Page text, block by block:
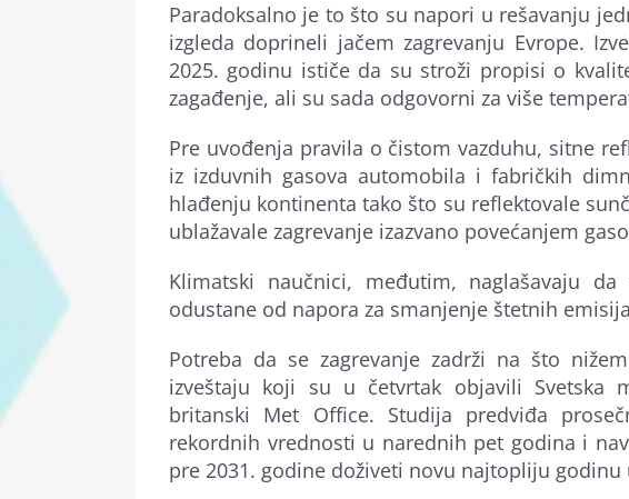
Paradoksalno je to što su napori u rešavanju
izgleda doprineli jačem zagrevanju Evrope.
2025. godinu ističe da su stroži propisi o
zagađenje, ali su sada odgovorni za više
Pre uvođenja pravila o čistom vazduhu, sitne
iz izduvnih gasova automobila i fabričkih
hlađenju kontinenta tako što su reflektovale
ublažavale zagrevanje izazvano povećanjem
Klimatski naučnici, međutim, naglašavaju
odustane od napora za smanjenje štetnih
Potreba da se zagrevanje zadrži na što
izveštaju koji su u četvrtak objavili Svetska
britanski Met Office. Studija predviđa
rekordnih vrednosti u narednih pet godina i
pre 2031. godine doživeti novu najtopliju